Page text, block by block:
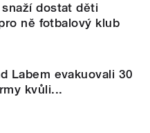
dostat děti
ně fotbalový klub
Labem evakuovali 30
kvůli...